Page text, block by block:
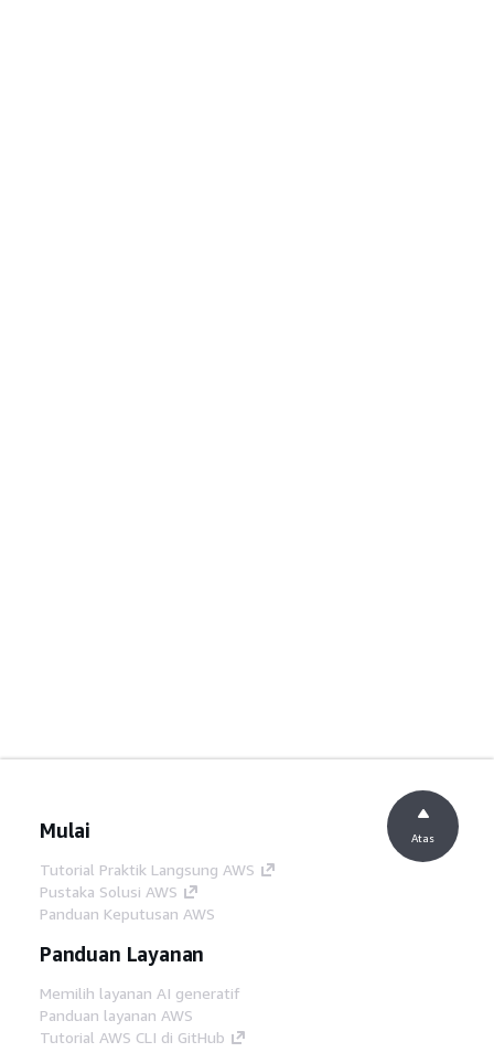
Mulai
Tutorial Praktik Langsung AWS
Pustaka Solusi AWS
Panduan Keputusan AWS
Panduan Layanan
Memilih layanan AI generatif
Panduan layanan AWS
Tutorial AWS CLI di GitHub
Atas